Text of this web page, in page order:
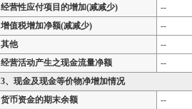
经营性应付项目的增加(减减少)
--
增值税增加净额(减减少)
--
其他
--
经营活动产生之现金流量净额
--
3、现金及现金等价物净增加情况
货币资金的期末余额
--